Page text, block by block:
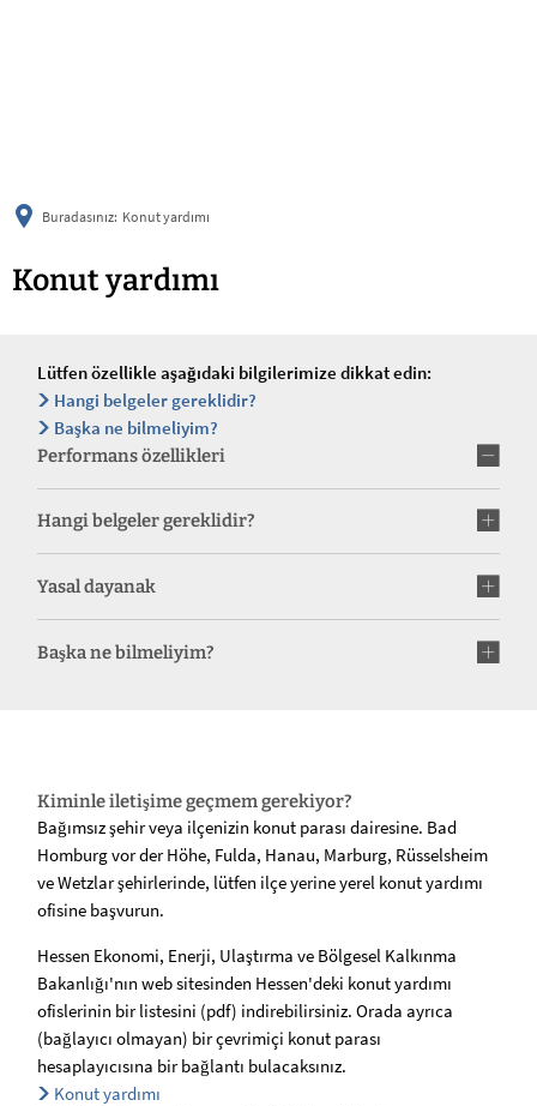
Buradasınız: Konut yardımı
Konut yardımı
Lütfen özellikle aşağıdaki bilgilerimize dikkat edin:
Hangi belgeler gereklidir?
Başka ne bilmeliyim?
Performans özellikleri
Hangi belgeler gereklidir?
Yasal dayanak
Başka ne bilmeliyim?
Kiminle iletişime geçmem gerekiyor?
Bağımsız şehir veya ilçenizin konut parası dairesine. Bad
Homburg vor der Höhe, Fulda, Hanau, Marburg, Rüsselsheim
ve Wetzlar şehirlerinde, lütfen ilçe yerine yerel konut yardımı
ofisine başvurun.
Hessen Ekonomi, Enerji, Ulaştırma ve Bölgesel Kalkınma
Bakanlığı'nın web sitesinden Hessen'deki konut yardımı
ofislerinin bir listesini (pdf) indirebilirsiniz. Orada ayrıca
(bağlayıcı olmayan) bir çevrimiçi konut parası
hesaplayıcısına bir bağlantı bulacaksınız.
Konut yardımı